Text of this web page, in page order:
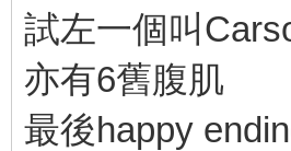
試左一個叫
亦有6舊腹肌
最後happy